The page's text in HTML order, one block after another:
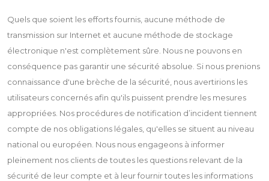
Quels que soient les efforts fournis, aucune méthode de
transmission sur Internet et aucune méthode de stockage
électronique n'est complètement sûre. Nous ne pouvons en
conséquence pas garantir une sécurité absolue. Si nous prenions
connaissance d'une brèche de la sécurité, nous avertirions les
utilisateurs concernés afin qu'ils puissent prendre les mesures
appropriées. Nos procédures de notification d’incident tiennent
compte de nos obligations légales, qu'elles se situent au niveau
national ou européen. Nous nous engageons à informer
pleinement nos clients de toutes les questions relevant de la
sécurité de leur compte et à leur fournir toutes les informations